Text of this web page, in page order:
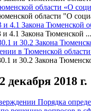
области «О
области "О
4.1 Закона
и 4.1 Закона Тюменской ...
и 30.2 Закона
в Тюменской
и 30.2 Закона
2018 г.
Порядка